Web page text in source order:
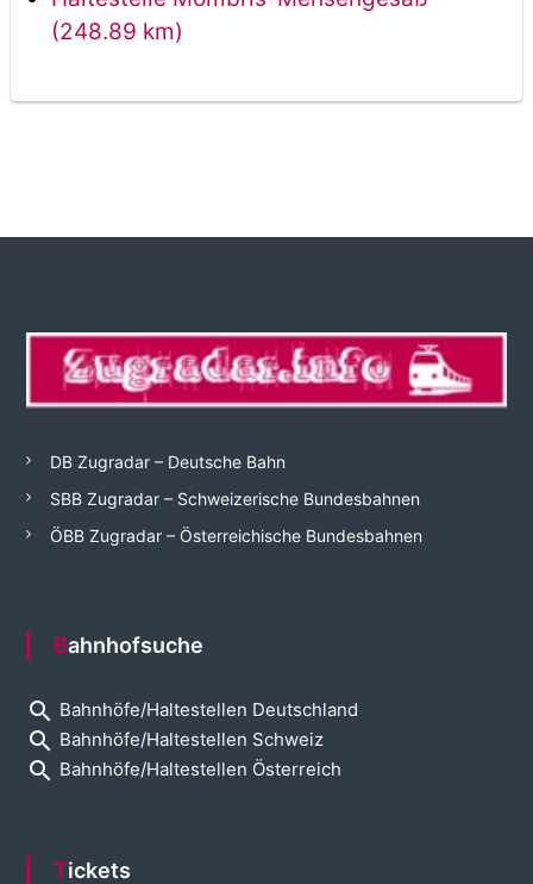
(248.89 km)
DB Zugradar – Deutsche Bahn
SBB Zugradar – Schweizerische Bundesbahnen
ÖBB Zugradar – Österreichische Bundesbahnen
Bahnhofsuche
search Bahnhöfe/Haltestellen Deutschland
search Bahnhöfe/Haltestellen Schweiz
search Bahnhöfe/Haltestellen Österreich
Tickets